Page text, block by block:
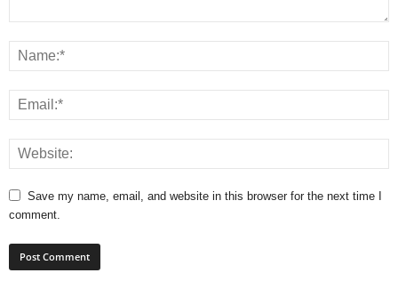
Save my name, email, and website in this browser for the next time I
comment.